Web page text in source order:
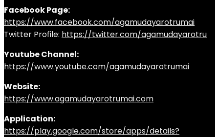
Facebook Page:
https://www.facebook.com/agamudayarotrumai
Twitter Profile: https://twitter.com/agamudayarotru
Youtube Channel:
https://www.youtube.com/agamudayarotrumai
Website:
https://www.agamudayarotrumai.com
Application:
https://play.google.com/store/apps/details?